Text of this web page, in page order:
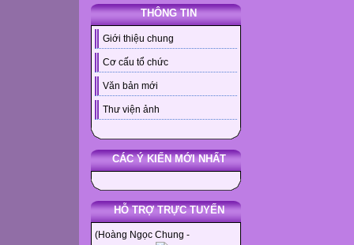
THÔNG TIN
Giới thiệu chung
Cơ cấu tổ chức
Văn bản mới
Thư viện ảnh
CÁC Ý KIẾN MỚI NHẤT
HỖ TRỢ TRỰC TUYẾN
(Hoàng Ngọc Chung -